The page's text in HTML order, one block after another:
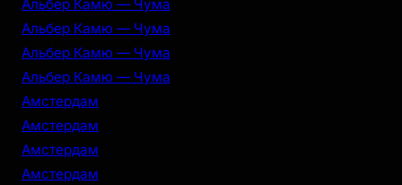
Альбер Камю — Чума
Альбер Камю — Чума
Альбер Камю — Чума
Альбер Камю — Чума
Амстердам
Амстердам
Амстердам
Амстердам